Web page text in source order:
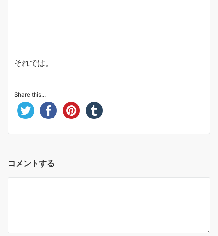
それでは。
Share this...
コメントする